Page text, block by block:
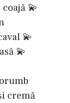
💫
💫
💫
cremă